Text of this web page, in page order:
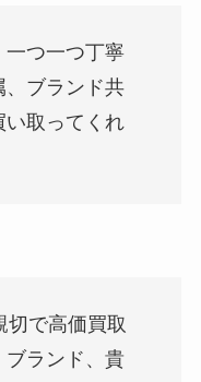
一つ一つ丁寧
、ブランド共
い取ってくれ
切で高価買取
ブランド、貴